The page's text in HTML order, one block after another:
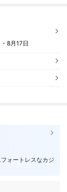
- 8月17日
ォートレスなカジ